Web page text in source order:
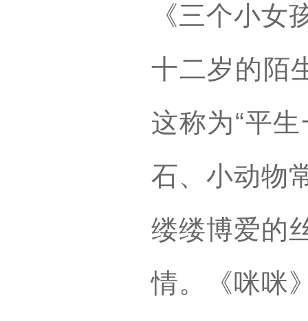
《三个小
十二岁的陌
这称为“平
石、小动物
缕缕博爱的
情。《咪咪